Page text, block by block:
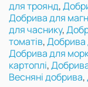
для троянд,
Добрива для
для часнику,
томатів,
Добрива для
картоплі,
Весняні добрива,